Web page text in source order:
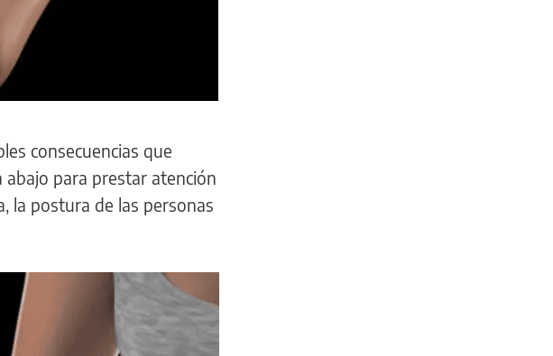
consecuencias que
para prestar atención
la postura de las personas